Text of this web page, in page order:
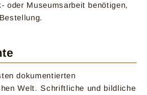
oder Museumsarbeit benötigen,
dokumentierten
Welt. Schriftliche und bildliche